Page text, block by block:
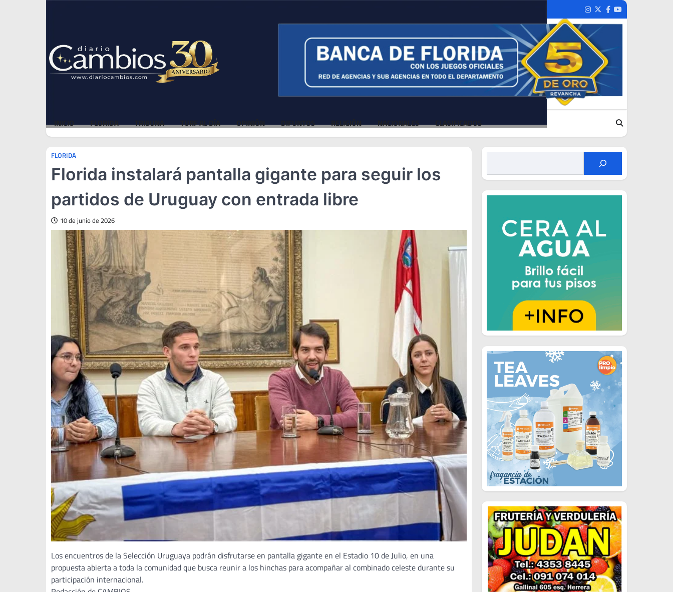
Instagram
TwitterFacebook
Youtube
INICIO FLORIDA TRIBUNA TURF AL DÍA OPINIÓN DIFUNTOS RELIGIÓN NACIONALES CLASIFICADOS
FLORIDA
Florida instalará pantalla gigante para seguir los
partidos de Uruguay con entrada libre
10 de junio de 2026
Los encuentros de la Selección Uruguaya podrán disfrutarse en pantalla gigante en el Estadio 10 de Julio, en una
propuesta abierta a toda la comunidad que busca reunir a los hinchas para acompañar al combinado celeste durante su
participación internacional.